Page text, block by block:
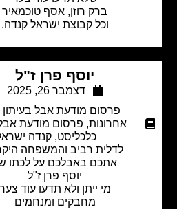
ברק רוזן, אסף טוכמאיר
וכל קבוצת ישראל קנדה.
יוסף פרן ז"ל
דצמבר 26, 2025
פרסום מודעת אבל בעיתון ידיעות
אחרונות,פרסום מודעת אבל בעיתון
כלכליסט,קנדה ישראל
לדלית רביב והמשפחה היקרה,
אתכם באבלכם על לכתו של
יוסף פרן ז"ל
מי ייתן ולא תדעו עוד צער
מחבקים ומנחמים